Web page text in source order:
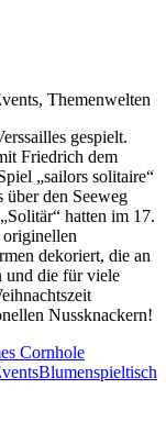
Themenwelten
gespielt.
Friedrich dem
„sailors solitaire“
über den Seeweg
hatten im 17.
originellen
dekoriert, die an
und die für viele
Nussknackern!
Cornhole
Blumenspieltisch